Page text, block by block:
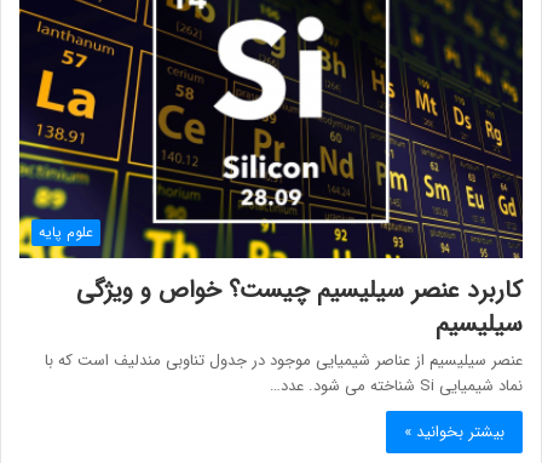
علوم پایه
کاربرد عنصر سیلیسیم چیست؟ خواص و ویژگی
سیلیسیم
عنصر سیلیسیم از عناصر شیمیایی موجود در جدول تناوبی مندلیف است که با
نماد شیمیایی Si شناخته می شود. عدد…
بیشتر بخوانید »